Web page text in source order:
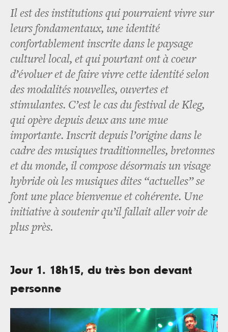
Il est des institutions qui pourraient vivre sur
leurs fondamentaux, une identité
confortablement inscrite dans le paysage
culturel local, et qui pourtant ont à coeur
d’évoluer et de faire vivre cette identité selon
des modalités nouvelles, ouvertes et
stimulantes. C’est le cas du festival de Kleg,
qui opère depuis deux ans une mue
importante. Inscrit depuis l’origine dans le
cadre des musiques traditionnelles, bretonnes
et du monde, il compose désormais un visage
hybride où les musiques dites “actuelles” se
font une place bienvenue et cohérente. Une
initiative à soutenir qu’il fallait aller voir de
plus près.
Jour 1. 18h15, du très bon devant
personne